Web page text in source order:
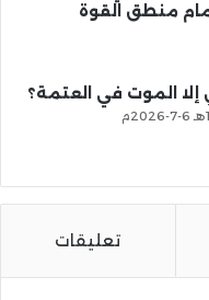
منطق القوة
إلا الموت في العتمة؟
تعليقات